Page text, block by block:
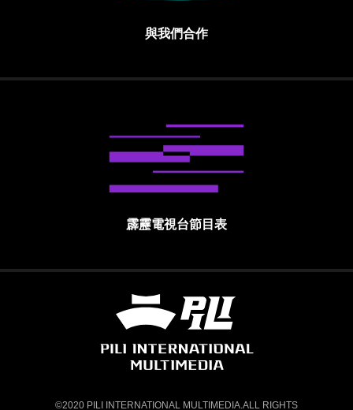
與我們合作
霹靂電視台節目表
霹靂國際多媒體股份有限公司 PILI
©2020 PILI INTERNATIONAL MULTIMEDIA.ALL RIGHTS